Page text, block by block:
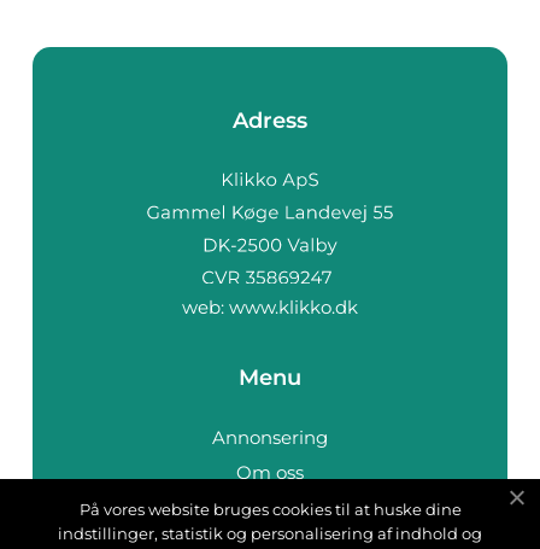
Adress
web: www.klikko.dk
Menu
Annonsering
Om oss
Cookies
Kontakta oss
På vores website bruges cookies til at huske dine
indstillinger, statistik og personalisering af indhold og